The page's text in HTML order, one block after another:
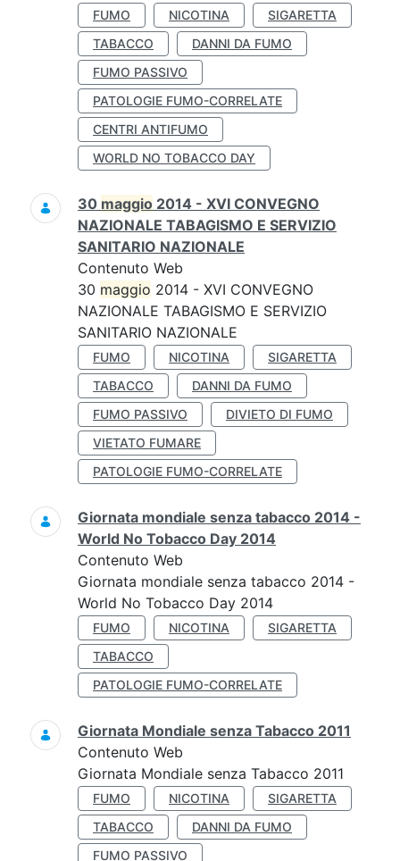
FUMO
NICOTINA
SIGARETTA
TABACCO
DANNI DA FUMO
FUMO PASSIVO
PATOLOGIE FUMO-CORRELATE
CENTRI ANTIFUMO
WORLD NO TOBACCO DAY
30 maggio 2014 - XVI CONVEGNO
NAZIONALE TABAGISMO E SERVIZIO
SANITARIO NAZIONALE
Contenuto Web
30 maggio 2014 - XVI CONVEGNO
NAZIONALE TABAGISMO E SERVIZIO
SANITARIO NAZIONALE
FUMO NICOTINA
SIGARETTA
TABACCO
DANNI DA FUMO
FUMO PASSIVO
DIVIETO DI FUMO
VIETATO FUMARE
PATOLOGIE FUMO-CORRELATE
Giornata mondiale senza tabacco 2014 -
World No Tobacco Day 2014
Contenuto Web
Giornata mondiale senza tabacco 2014 -
World No Tobacco Day 2014
FUMO NICOTINA
SIGARETTA
TABACCO
PATOLOGIE FUMO-CORRELATE
Giornata Mondiale senza Tabacco 2011
Contenuto Web
Giornata Mondiale senza Tabacco 2011
FUMO NICOTINA
SIGARETTA
TABACCO
DANNI DA FUMO
FUMO PASSIVO